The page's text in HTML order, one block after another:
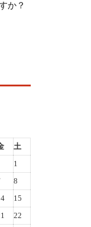
か？
土
1
8
15
22